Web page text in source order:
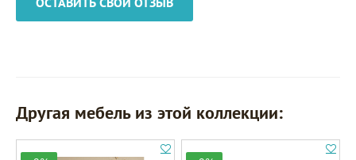
Другая мебель из этой коллекции: